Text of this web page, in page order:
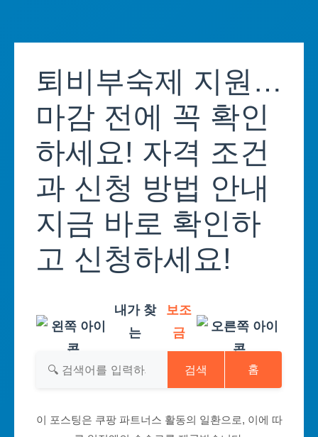
content퇴비부숙제 지원…
마감 전에 꼭 확인
하세요! 자격 조건
과 신청 방법 안내
지금 바로 확인하
고 신청하세요!
내가 찾
는
보조
금
검색 홈
이 포스팅은 쿠팡 파트너스 활동의 일환으로, 이에 따